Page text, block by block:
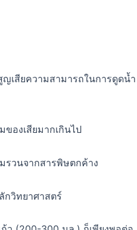
ญเสียความสามารถในการดูดน้ำ
ของเสียมากเกินไป
รวนจากสารพิษตกค้าง
กวิทยาศาสตร์